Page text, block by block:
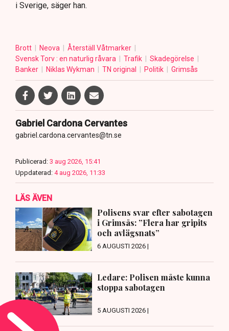
i Sverige, säger han.
Brott Neova
Återställ Våtmarker
Svensk Torv : en naturlig råvara
Trafik
Skadegörelse
Banker
Niklas Wykman TN original Politik Grimsås
Gabriel Cardona Cervantes
gabriel.cardona.cervantes@tn.se
Publicerad: 3 aug 2026, 15:41
Uppdaterad: 4 aug 2026, 11:33
LÄS ÄVEN
Polisens svar efter sabotagen
i Grimsås: ”Flera har gripits
och avlägsnats”
6 AUGUSTI 2026 |
Ledare: Polisen måste kunna
stoppa sabotagen
5 AUGUSTI 2026 |